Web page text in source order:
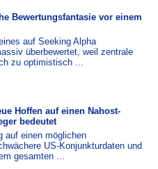
Bewertungsfantasie vor einem
auf Seeking Alpha
überbewertet, weil zentrale
zu opti­mis­tisch ...
Hoffen auf einen Nahost-
bedeutet
auf einen möglichen
US-​Konjunktur­daten und
gesamten ...